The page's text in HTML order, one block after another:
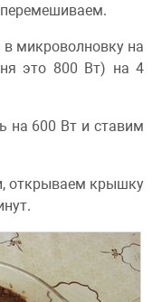
микроволновку на
это 800 Вт) на 4
на 600 Вт и ставим
открываем крышку